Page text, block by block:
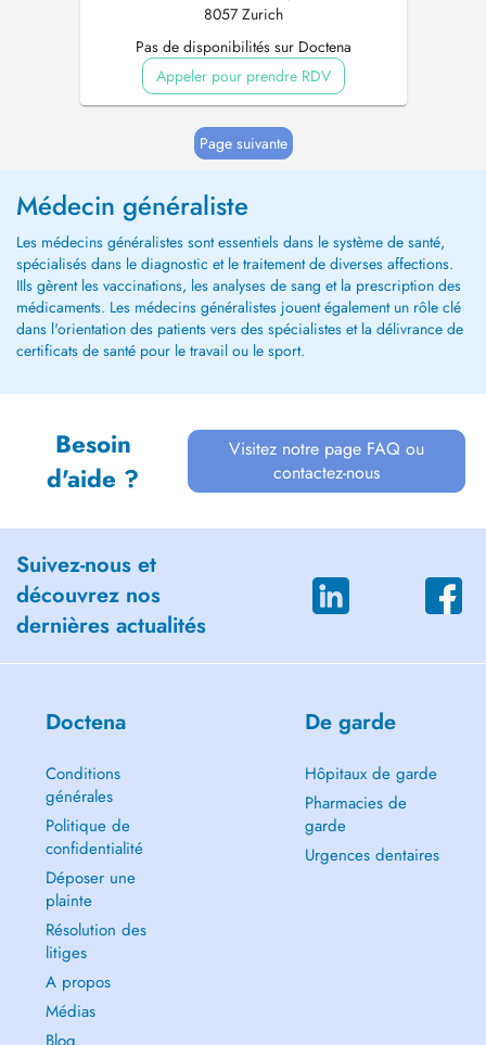
8057 Zurich
Pas de disponibilités sur Doctena
Appeler pour prendre RDV
Page suivante
Médecin généraliste
Les médecins généralistes sont essentiels dans le système de santé,
spécialisés dans le diagnostic et le traitement de diverses affections.
IIls gèrent les vaccinations, les analyses de sang et la prescription des
médicaments. Les médecins généralistes jouent également un rôle clé
dans l'orientation des patients vers des spécialistes et la délivrance de
certificats de santé pour le travail ou le sport.
Besoin
d'aide ?
Visitez notre page FAQ ou
contactez-nous
Suivez-nous et
découvrez nos
dernières actualités
Doctena
Conditions
générales
Politique de
confidentialité
Déposer une
plainte
Résolution des
litiges
A propos
Médias
De garde
Hôpitaux de garde
Pharmacies de
garde
Urgences dentaires